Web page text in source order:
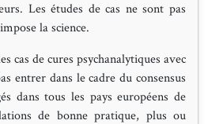
Les études de cas ne sont pas
la science.
cas de cures psychanalytiques avec
entrer dans le cadre du consensus
dans tous les pays européens de
de bonne pratique, plus ou